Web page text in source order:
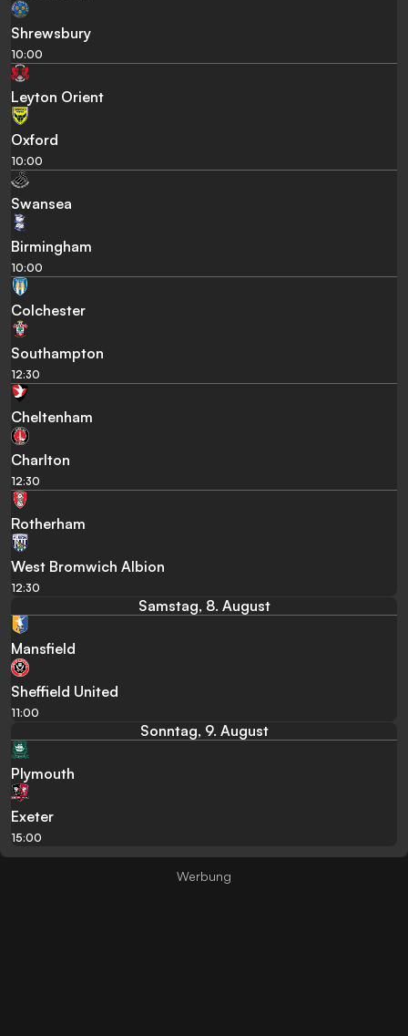
Shrewsbury
10:00
Leyton Orient
Oxford
10:00
Swansea
Birmingham
10:00
Colchester
Southampton
12:30
Cheltenham
Charlton
12:30
Rotherham
West Bromwich Albion
12:30
Samstag, 8. August
Mansfield
Sheffield United
11:00
Sonntag, 9. August
Plymouth
Exeter
15:00